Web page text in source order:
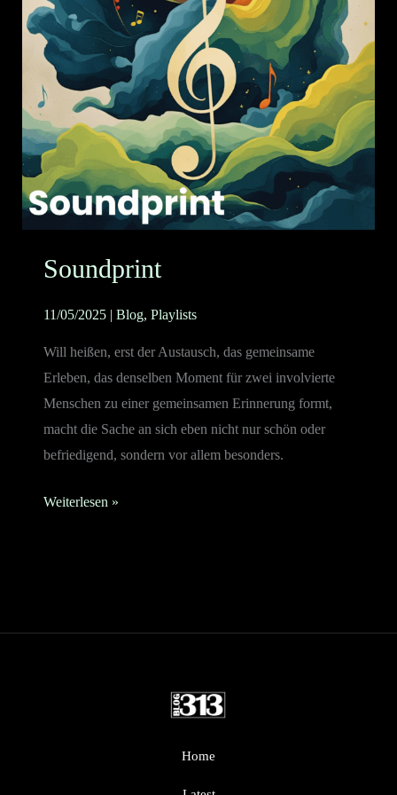
Soundprint
11/05/2025 | Blog, Playlists
Will heißen, erst der Austausch, das gemeinsame
Erleben, das denselben Moment für zwei involvierte
Menschen zu einer gemeinsamen Erinnerung formt,
macht die Sache an sich eben nicht nur schön oder
befriedigend, sondern vor allem besonders.
Weiterlesen »
Home